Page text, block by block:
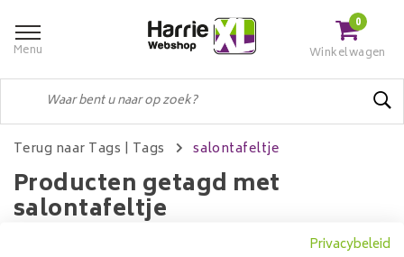
Menu
0
Winkelwagen
Terug naar Tags | Tags salontafeltje
Producten getagd met
salontafeltje
Privacybeleid